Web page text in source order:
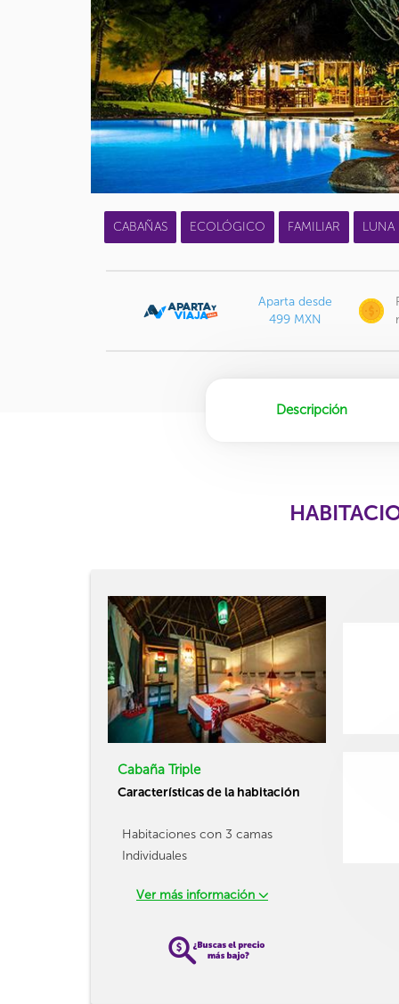
CABAÑAS ECOLÓGICO FAMILIAR LUNA
Aparta desde
499 MXN
Descripción
Cabaña Triple
Características de la habitación
Habitaciones con 3 camas
Individuales
Ver más información